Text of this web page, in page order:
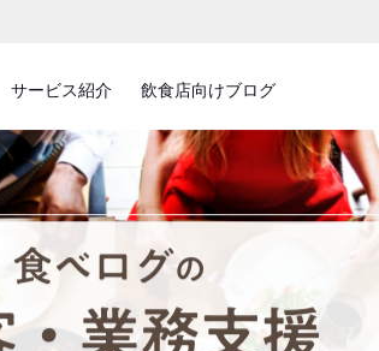
サービス紹介 飲食店向けブログ